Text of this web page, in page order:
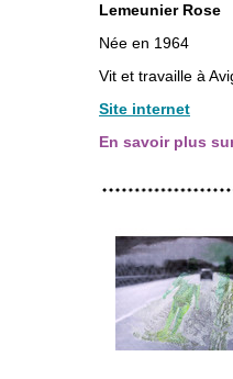
Lemeunier Rose
Née en 1964
Vit et travaille à
Site internet
En savoir plus